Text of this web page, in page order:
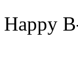
Happy